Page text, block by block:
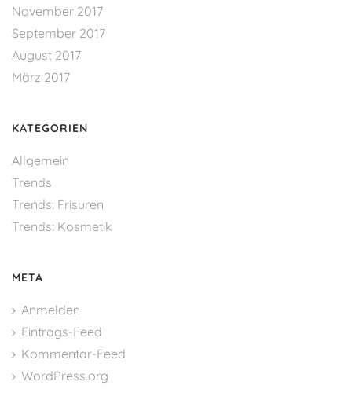
November 2017
September 2017
August 2017
März 2017
KATEGORIEN
Allgemein
Trends
Trends: Frisuren
Trends: Kosmetik
META
Anmelden
Eintrags-Feed
Kommentar-Feed
WordPress.org